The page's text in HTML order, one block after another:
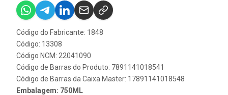
Código do Fabricante: 1848
Código: 13308
Código NCM: 22041090
Código de Barras do Produto: 7891141018541
Código de Barras da Caixa Master: 17891141018548
Embalagem: 750ML